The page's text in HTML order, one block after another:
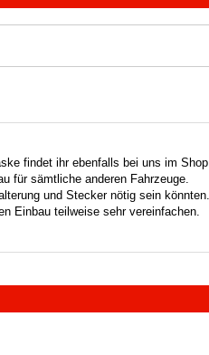
findet ihr ebenfalls bei uns im Shop.
für sämtliche anderen Fahrzeuge.
und Stecker nötig sein könnten.
Einbau teilweise sehr vereinfachen.